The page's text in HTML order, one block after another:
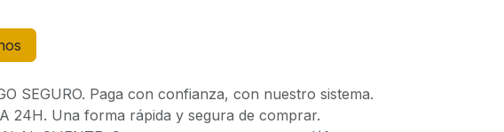
SEGURO. Paga con confianza, con nuestro sistema.
24H. Una forma rápida y segura de comprar.